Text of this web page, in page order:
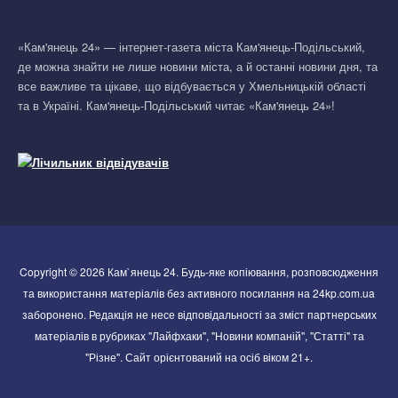
«Кам'янець 24» — інтернет-газета міста Кам'янець-Подільський,
де можна знайти не лише новини міста, а й останні новини дня, та
все важливе та цікаве, що відбувається у Хмельницькій області
та в Україні. Кам'янець-Подільський читає «Кам'янець 24»!
Copyright © 2026 Кам`янець 24. Будь-яке копіювання, розповсюдження
та використання матеріалів без активного посилання на 24kp.com.ua
заборонено. Редакція не несе відповідальності за зміст партнерських
матеріалів в рубриках "Лайфхаки", "Новини компаній", "Статті" та
"Різне". Сайт орієнтований на осіб віком 21+.